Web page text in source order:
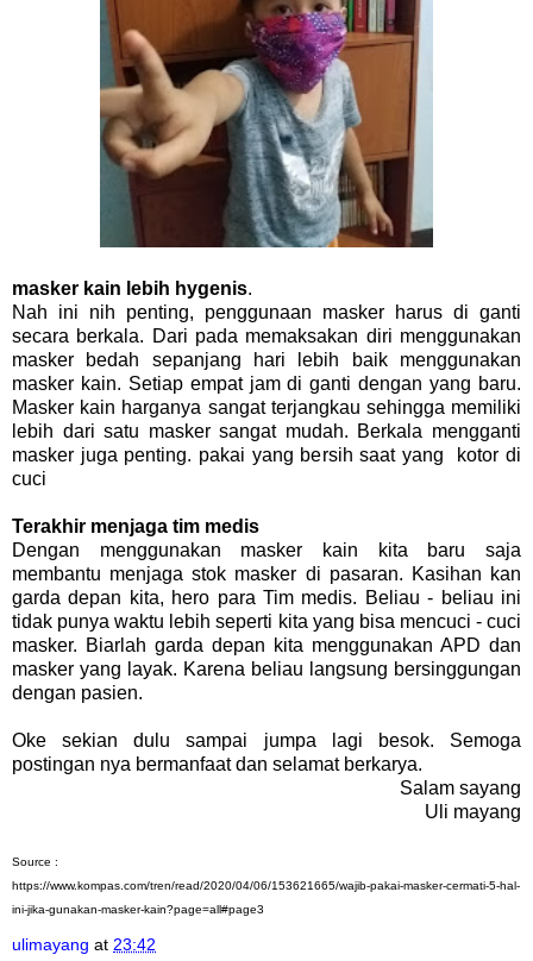
masker kain lebih hygenis.
Nah ini nih penting, penggunaan masker harus di ganti
secara berkala. Dari pada memaksakan diri menggunakan
masker bedah sepanjang hari lebih baik menggunakan
masker kain. Setiap empat jam di ganti dengan yang baru.
Masker kain harganya sangat terjangkau sehingga memiliki
lebih dari satu masker sangat mudah. Berkala mengganti
masker juga penting. pakai yang bersih saat yang kotor di
cuci
Terakhir menjaga tim medis
Dengan menggunakan masker kain kita baru saja
membantu menjaga stok masker di pasaran. Kasihan kan
garda depan kita, hero para Tim medis. Beliau - beliau ini
tidak punya waktu lebih seperti kita yang bisa mencuci - cuci
masker. Biarlah garda depan kita menggunakan APD dan
masker yang layak. Karena beliau langsung bersinggungan
dengan pasien.
Oke sekian dulu sampai jumpa lagi besok. Semoga
postingan nya bermanfaat dan selamat berkarya.
Salam sayang
Uli mayang
Source :
https://www.kompas.com/tren/read/2020/04/06/153621665/wajib-pakai-masker-cermati-5-hal-
ini-jika-gunakan-masker-kain?page=all#page3
ulimayang at 23:42